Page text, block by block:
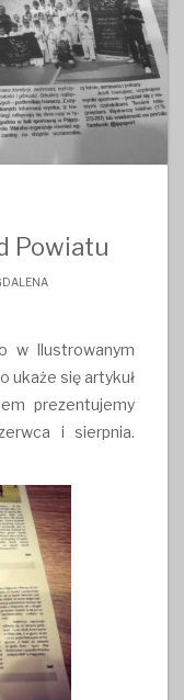
Powiatu
w Ilustrowanym
ukaże się artykuł
prezentujemy
i sierpnia.